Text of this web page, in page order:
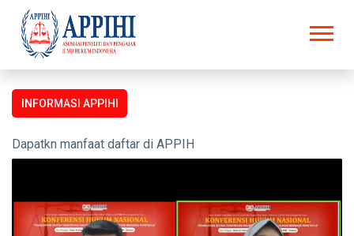
INFORMASI APPIHI
Dapatkn manfaat daftar di APPIHI - APPIHI.